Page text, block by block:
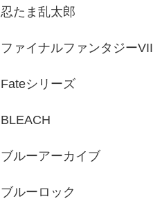
忍たま乱太郎
ファイナルファンタジーVII
Fateシリーズ
BLEACH
ブルーアーカイブ
ブルーロック